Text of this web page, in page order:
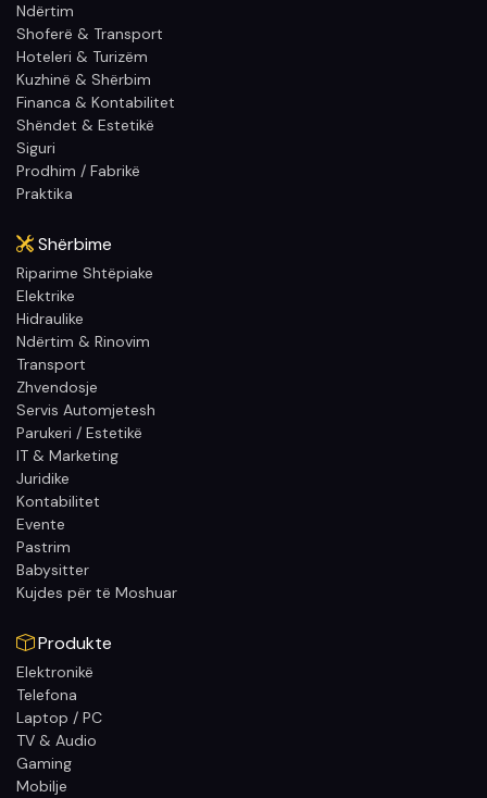
Ndërtim
Shoferë & Transport
Hoteleri & Turizëm
Kuzhinë & Shërbim
Financa & Kontabilitet
Shëndet & Estetikë
Siguri
Prodhim / Fabrikë
Praktika
Shërbime
Riparime Shtëpiake
Elektrike
Hidraulike
Ndërtim & Rinovim
Transport
Zhvendosje
Servis Automjetesh
Parukeri / Estetikë
IT & Marketing
Juridike
Kontabilitet
Evente
Pastrim
Babysitter
Kujdes për të Moshuar
Produkte
Elektronikë
Telefona
Laptop / PC
TV & Audio
Gaming
Mobilje